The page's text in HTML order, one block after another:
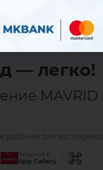
— легко!
MAVRID
для вас
Загрузите в
App Gallery